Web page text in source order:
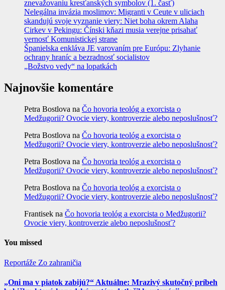
znevažovaniu kresťanských symbolov (1. časť)
Nelegálna invázia moslimov: Migranti v Ceute v uliciach
skandujú svoje vyznanie viery: Niet boha okrem Alaha
Cirkev v Pekingu: Čínski kňazi musia verejne prisahať
vernosť Komunistickej strane
Španielska enkláva JE varovaním pre Európu: Zlyhanie
ochrany hraníc a bezradnosť socialistov
„Božstvo vedy“ na lopatkách
Najnovšie komentáre
Petra Bostlova na Čo hovoria teológ a exorcista o
Medžugorii? Ovocie viery, kontroverzie alebo neposlušnosť?
Petra Bostlova na Čo hovoria teológ a exorcista o
Medžugorii? Ovocie viery, kontroverzie alebo neposlušnosť?
Petra Bostlova na Čo hovoria teológ a exorcista o
Medžugorii? Ovocie viery, kontroverzie alebo neposlušnosť?
Petra Bostlova na Čo hovoria teológ a exorcista o
Medžugorii? Ovocie viery, kontroverzie alebo neposlušnosť?
Frantisek na Čo hovoria teológ a exorcista o Medžugorii?
Ovocie viery, kontroverzie alebo neposlušnosť?
You missed
Reportáže Zo zahraničia
„Oni ma v piatok zabijú?“ Aktuálne: Mrazivý skutočný príbeh